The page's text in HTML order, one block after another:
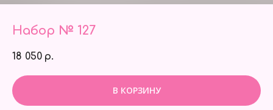
Набор № 127
18 050 р.
В КОРЗИНУ